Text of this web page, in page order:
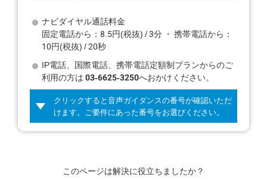
ナビダイヤル通話料金
固定電話から：8.5円(税抜) / 3分 ・ 携帯電話から：
10円(税抜) / 20秒
IP電話、国際電話、携帯電話定額制プランからのご
利用の方は 03-6625-3250へおかけください。
クリックすると音声ガイダンスの番号が確認いただ
けます。ご要件にあった番号をお選びください。
このページは解決に役立ちましたか？